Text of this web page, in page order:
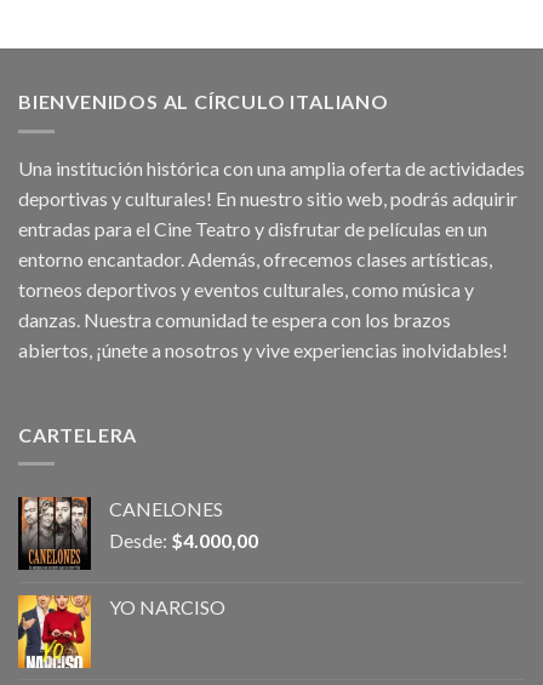
BIENVENIDOS AL CÍRCULO ITALIANO
Una institución histórica con una amplia oferta de actividades
deportivas y culturales! En nuestro sitio web, podrás adquirir
entradas para el Cine Teatro y disfrutar de películas en un
entorno encantador. Además, ofrecemos clases artísticas,
torneos deportivos y eventos culturales, como música y
danzas. Nuestra comunidad te espera con los brazos
abiertos, ¡únete a nosotros y vive experiencias inolvidables!
CARTELERA
CANELONES
Desde: $4.000,00
YO NARCISO